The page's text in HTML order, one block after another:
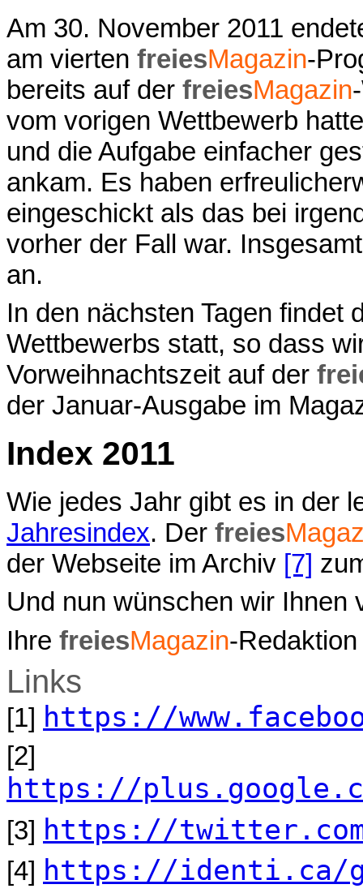
Am 30. November 2011
am vierten freiesMagazin-
bereits auf der freiesMagazin
vom vorigen Wettbewerb
und die Aufgabe einfacher
ankam. Es haben
eingeschickt als das bei
vorher der Fall war.
an.
In den nächsten Tagen findet
Wettbewerbs statt, so dass
Vorweihnachtszeit auf der
der Januar-Ausgabe im
Index 2011
Wie jedes Jahr gibt es in der
Jahresindex. Der freies
der Webseite im Archiv [7]
Und nun wünschen wir Ihnen
Ihre freiesMagazin-Redaktion
Links
[1] https://
[2]
https://
[3] https://
[4] https://identi.ca/